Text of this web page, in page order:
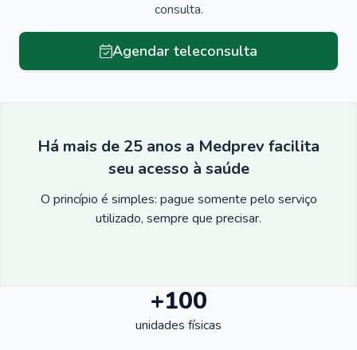
consulta.
Agendar teleconsulta
Há mais de 25 anos a Medprev facilita
seu acesso à saúde
O princípio é simples: pague somente pelo serviço
utilizado, sempre que precisar.
+100
unidades físicas